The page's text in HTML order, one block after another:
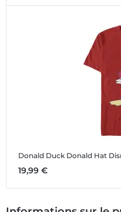
Donald Duck Donald Hat Disney
19,99 €